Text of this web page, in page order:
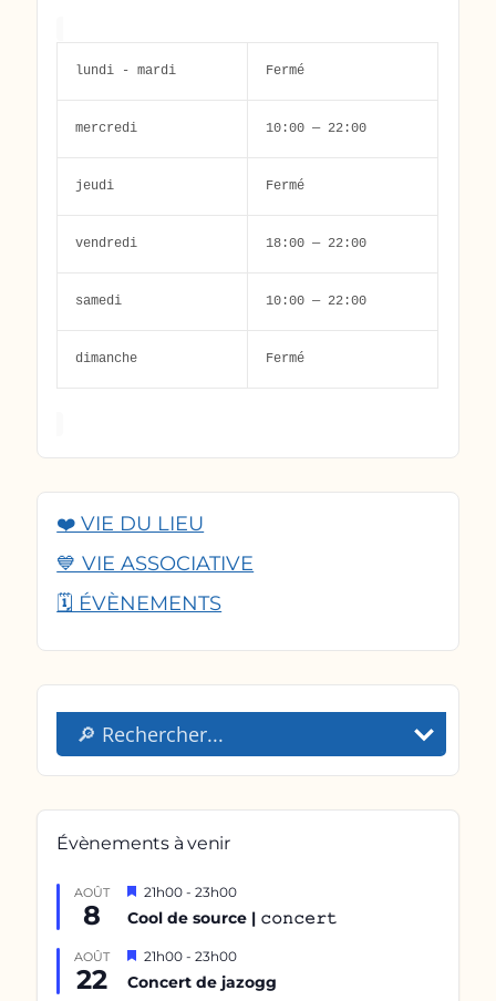
lundi - mardi Fermé
mercredi 10:00 — 22:00
jeudi Fermé
vendredi 18:00 — 22:00
samedi 10:00 — 22:00
dimanche Fermé
❤️ VIE DU LIEU
💙 VIE ASSOCIATIVE
🗓️ ÉVÈNEMENTS
Évènements à venir
AOÛT
8
Mis
avant
21h00 -23h00
Cool de source | 𝚌𝚘𝚗𝚌𝚎𝚛𝚝
AOÛT
22
Mis
avant
21h00 -23h00
Concert de jazogg